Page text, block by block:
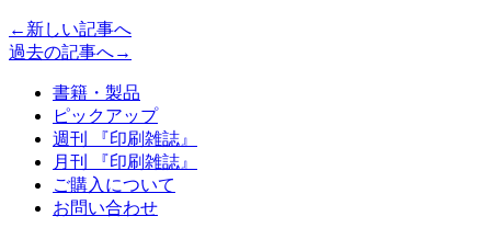
←新しい記事へ
過去の記事へ→
書籍・製品
ピックアップ
週刊 『印刷雑誌』
月刊 『印刷雑誌』
ご購入について
お問い合わせ